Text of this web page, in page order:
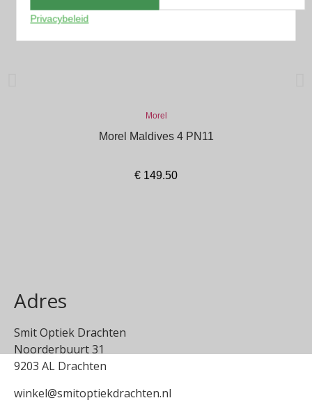
Morel
Morel Maldives 4 PN11
€ 149.50
Adres
Smit Optiek Drachten
Noorderbuurt 31
9203 AL Drachten
winkel@smitoptiekdrachten.nl
Privacybeleid